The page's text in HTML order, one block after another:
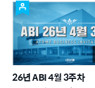
26년 ABI 4월 3주차